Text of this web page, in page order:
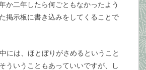
か二年したら何ごともなかったよう
掲示板に書き込みをしてくることで
には、ほとぼりがさめるということ
ういうこともあっていいですが、し